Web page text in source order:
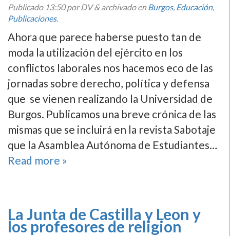
Publicado 13:50por DV&archivado enBurgos, Educación,
Publicaciones.
Ahora que parece haberse puesto tan de
moda la utilización del ejército en los
conflictos laborales nos hacemos eco de las
jornadas sobre derecho, polí­tica y defensa
que se vienen realizando la Universidad de
Burgos. Publicamos una breve crónica de las
mismas que se incluirá en la revista Sabotaje
que la Asamblea Autónoma de Estudiantes…
Read more »
La Junta de Castilla y Leon y
los profesores de religion